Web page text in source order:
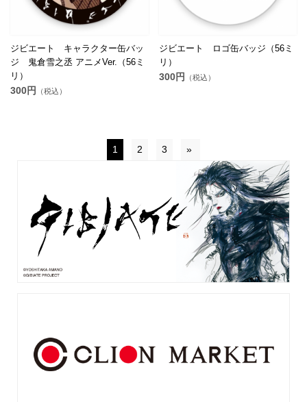
ジビエート キャラクター缶バッ
ジ 鬼倉雪之丞 アニメVer.（56ミ
リ）
300円 （税込）
ジビエート ロゴ缶バッジ（56ミ
リ）
300円 （税込）
1 2 3 »